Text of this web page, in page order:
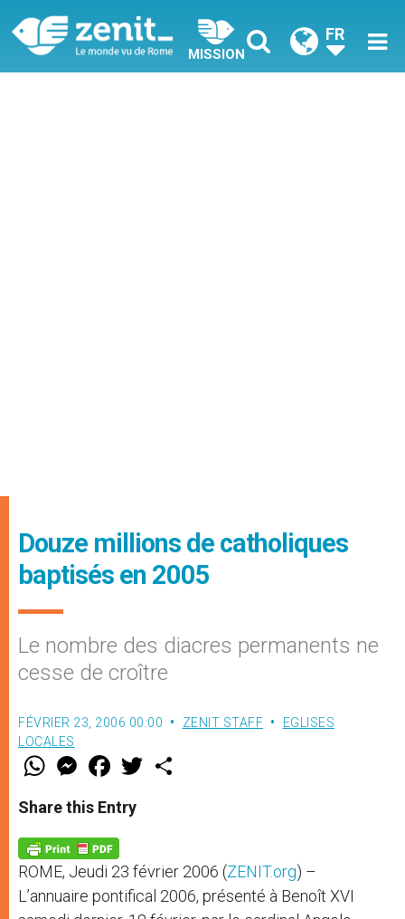
MISSION
FR
Douze millions de catholiques
baptisés en 2005
Le nombre des diacres permanents ne
cesse de croître
FÉVRIER 23, 2006 00:00 ZENIT STAFF
EGLISES
LOCALES
W
t
s
p
p
M
e
s
e
g
e
r
F
a
e
b
o
k
w
Share this Entry
ROME, Jeudi 23 février 2006 (ZENIT.org) –
L’annuaire pontifical 2006, présenté à Benoît XVI